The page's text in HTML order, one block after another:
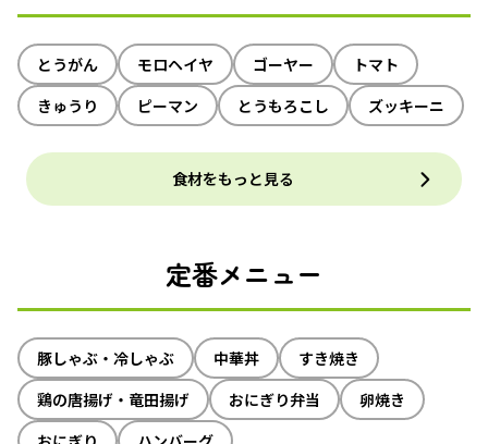
とうがん モロヘイヤ ゴーヤー
トマト
きゅうり
ピーマン とうもろこし ズッキーニ
食材をもっと見る
定番メニュー
豚しゃぶ・冷しゃぶ 中華丼
すき焼き
鶏の唐揚げ・竜田揚げ
おにぎり弁当
卵焼き